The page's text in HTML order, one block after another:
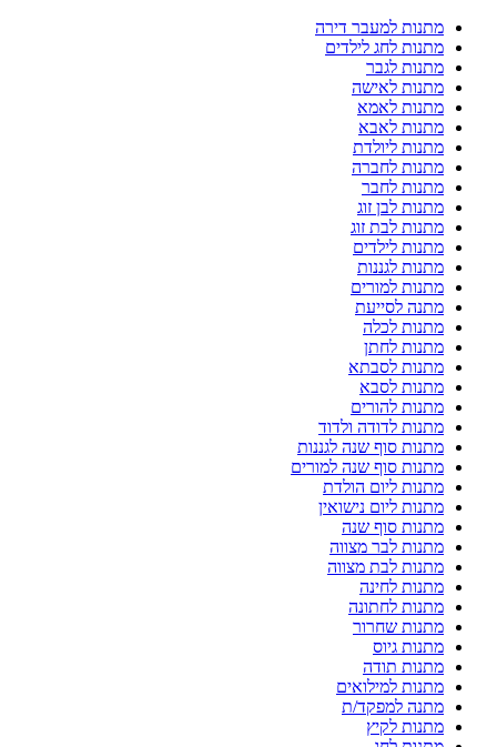
מתנות למעבר דירה
מתנות לחג לילדים
מתנות לגבר
מתנות לאישה
מתנות לאמא
מתנות לאבא
מתנות ליולדת
מתנות לחברה
מתנות לחבר
מתנות לבן זוג
מתנות לבת זוג
מתנות לילדים
מתנות לגננות
מתנות למורים
מתנה לסייעת
מתנות לכלה
מתנות לחתן
מתנות לסבתא
מתנות לסבא
מתנות להורים
מתנות לדודה ולדוד
מתנות סוף שנה לגננות
מתנות סוף שנה למורים
מתנות ליום הולדת
מתנות ליום נישואין
מתנות סוף שנה
מתנות לבר מצווה
מתנות לבת מצווה
מתנות לחינה
מתנות לחתונה
מתנות שחרור
מתנות גיוס
מתנות תודה
מתנות למילואים
מתנה למפקד/ת
מתנות לקיץ